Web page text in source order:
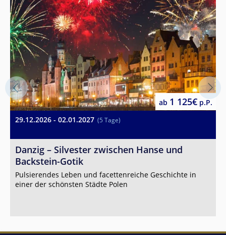
29.12.2026 - 02.01.2027 (5 Tage)
ab 1 125€ p.P.
Danzig – Silvester zwischen Hanse und
Backstein-Gotik
Pulsierendes Leben und facettenreiche Geschichte in
einer der schönsten Städte Polen